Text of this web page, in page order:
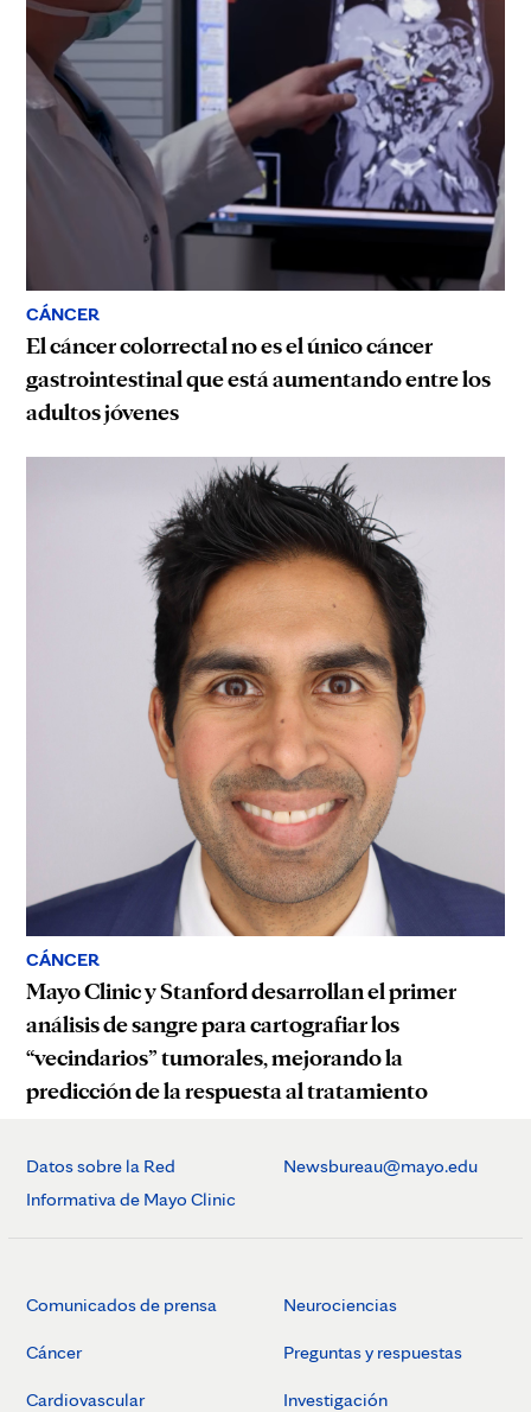
CÁNCER
El cáncer colorrectal no es el único cáncer
gastrointestinal que está aumentando entre los
adultos jóvenes
CÁNCER
Mayo Clinic y Stanford desarrollan el primer
análisis de sangre para cartografiar los
“vecindarios” tumorales, mejorando la
predicción de la respuesta al tratamiento
Datos sobre la Red
Informativa de Mayo Clinic
Newsbureau@mayo.edu
Comunicados de prensa
Cáncer
Cardiovascular
Neurociencias
Preguntas y respuestas
Investigación